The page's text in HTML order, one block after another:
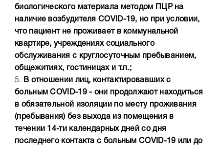
биологического материала методом ПЦР на
наличие возбудителя COVID-19, но при условии,
что пациент не проживает в коммунальной
квартире, учреждениях социального
обслуживания с круглосуточным пребыванием,
общежитиях, гостиницах и т.п.;
5.
В отношении лиц, контактировавших с
больным COVID-19 - они продолжают находиться
в обязательной изоляции по месту проживания
(пребывания) без выхода из помещения в
течении 14-ти календарных дней со дня
последнего контакта с больным COVID-19 или до